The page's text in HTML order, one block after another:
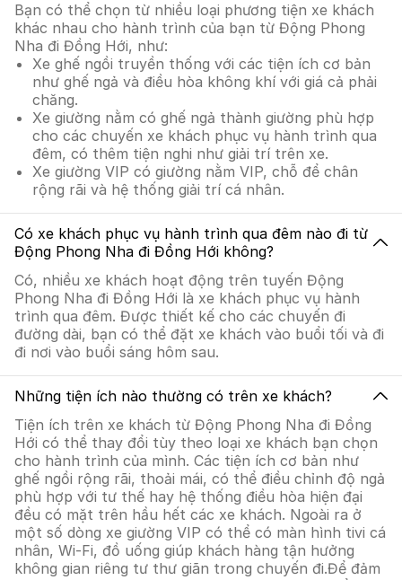
Bạn có thể chọn từ nhiều loại phương tiện xe khách
khác nhau cho hành trình của bạn từ Động Phong
Nha đi Đồng Hới, như:
Xe ghế ngồi truyền thống với các tiện ích cơ bản
như ghế ngả và điều hòa không khí với giá cả phải
chăng.
Xe giường nằm có ghế ngả thành giường phù hợp
cho các chuyến xe khách phục vụ hành trình qua
đêm, có thêm tiện nghi như giải trí trên xe.
Xe giường VIP có giường nằm VIP, chỗ để chân
rộng rãi và hệ thống giải trí cá nhân.
Có xe khách phục vụ hành trình qua đêm nào đi từ
Động Phong Nha đi Đồng Hới không?
Có, nhiều xe khách hoạt động trên tuyến Động
Phong Nha đi Đồng Hới là xe khách phục vụ hành
trình qua đêm. Được thiết kế cho các chuyến đi
đường dài, bạn có thể đặt xe khách vào buổi tối và đi
đi nơi vào buổi sáng hôm sau.
Những tiện ích nào thường có trên xe khách?
Tiện ích trên xe khách từ Động Phong Nha đi Đồng
Hới có thể thay đổi tùy theo loại xe khách bạn chọn
cho hành trình của mình. Các tiện ích cơ bản như
ghế ngồi rộng rãi, thoải mái, có thể điều chỉnh độ ngả
phù hợp với tư thế hay hệ thống điều hòa hiện đại
đều có mặt trên hầu hết các xe khách. Ngoài ra ở
một số dòng xe giường VIP có thể có màn hình tivi cá
nhân, Wi-Fi, đồ uống giúp khách hàng tận hưởng
không gian riêng tư thư giãn trong chuyến đi.Để đảm